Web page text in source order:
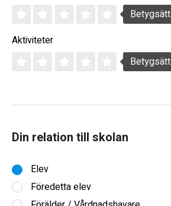
Betygsätt
Aktiviteter
Betygsätt
Din relation till skolan
Elev
Föredetta elev